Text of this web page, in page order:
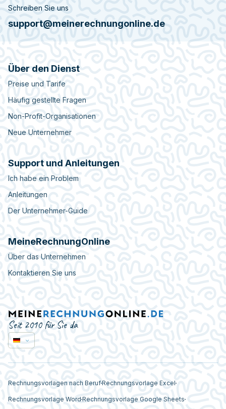
Schreiben Sie uns
support@meinerechnungonline.de
Über den Dienst
Preise und Tarife
Häufig gestellte Fragen
Non-Profit-Organisationen
Neue Unternehmer
Support und Anleitungen
Ich habe ein Problem
Anleitungen
Der Unternehmer-Guide
MeineRechnungOnline
Über das Unternehmen
Kontaktieren Sie uns
Seit 2010 für Sie da
Rechnungsvorlagen nach BerufRechnungsvorlage Excel
Rechnungsvorlage Word Rechnungsvorlage Google Sheets